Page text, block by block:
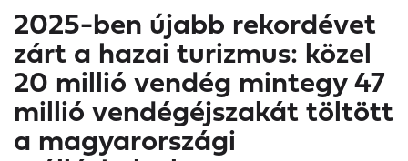
2025-ben újabb rekordévet
zárt a hazai turizmus: közel
20 millió vendég mintegy 47
millió vendégéjszakát töltött
a magyarországi